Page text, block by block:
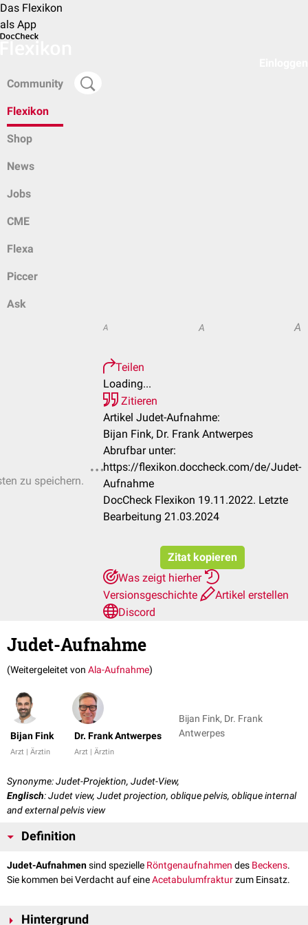
Das Flexikon
als App
Community
Flexikon
Shop
News
Jobs
CME
Flexa
Piccer
Ask
zu speichern.
A A A
Teilen
Loading...
Zitieren
Artikel Judet-Aufnahme:
Bijan Fink, Dr. Frank Antwerpes
Abrufbar unter:
https://flexikon.doccheck.com/de/Judet-
Aufnahme
DocCheck Flexikon 19.11.2022. Letzte
Bearbeitung 21.03.2024
Zitat kopieren
Was zeigt hierher
Versionsgeschichte
Artikel erstellen
Discord
Judet-Aufnahme
(Weitergeleitet von Ala-Aufnahme)
Bijan Fink
Arzt | Ärztin
Dr. Frank Antwerpes
Arzt | Ärztin
Bijan Fink, Dr. Frank
Antwerpes
Synonyme: Judet-Projektion, Judet-View,
Englisch: Judet view, Judet projection, oblique pelvis, oblique internal
and external pelvis view
Definition
Judet-Aufnahmensind spezielle Röntgenaufnahmen des Beckens.
Sie kommen bei Verdacht auf eineAcetabulumfrakturzum Einsatz.
Hintergrund